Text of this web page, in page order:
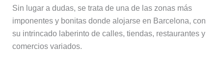
Sin lugar a dudas, se trata de una de las zonas más
imponentes y bonitas donde alojarse en Barcelona, con
su intrincado laberinto de calles, tiendas, restaurantes y
comercios variados.